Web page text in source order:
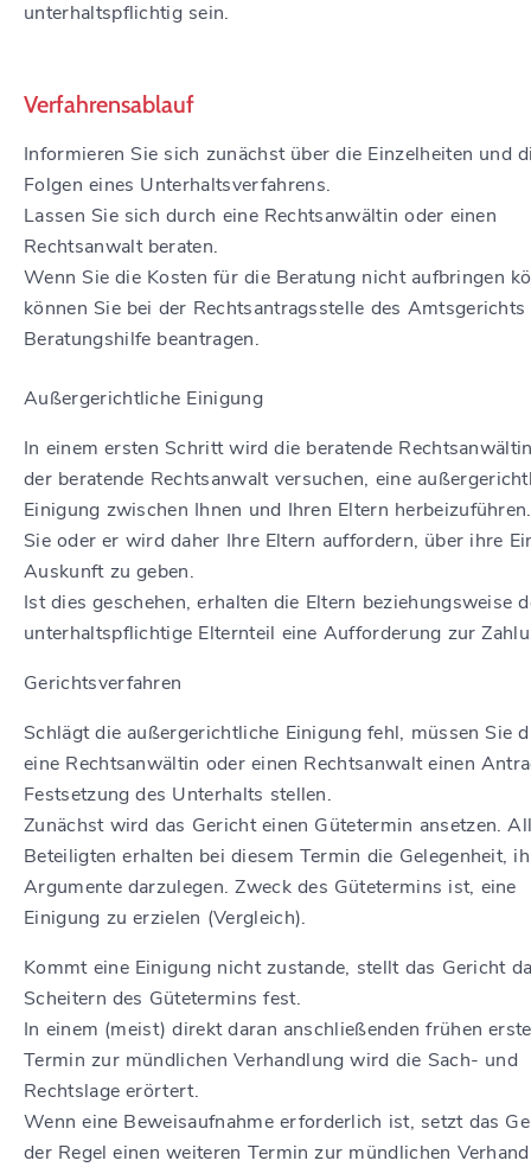
unterhaltspflichtig sein.
Verfahrensablauf
Informieren Sie sich zunächst über die Einzelheiten und
Folgen eines Unterhaltsverfahrens.
Lassen Sie sich durch eine Rechtsanwältin oder einen
Rechtsanwalt beraten.
Wenn Sie die Kosten für die Beratung nicht aufbringen
können Sie bei der Rechtsantragsstelle des Amtsgerichts
Beratungshilfe beantragen.
Außergerichtliche Einigung
In einem ersten Schritt wird die beratende
der beratende Rechtsanwalt versuchen, eine
Einigung zwischen Ihnen und Ihren Eltern herbeizuführen.
Sie oder er wird daher Ihre Eltern auffordern, über ihre
Auskunft zu geben.
Ist dies geschehen, erhalten die Eltern beziehungsweise
unterhaltspflichtige Elternteil eine Aufforderung zur
Gerichtsverfahren
Schlägt die außergerichtliche Einigung fehl, müssen Sie
eine Rechtsanwältin oder einen Rechtsanwalt einen
Festsetzung des Unterhalts stellen.
Zunächst wird das Gericht einen Gütetermin ansetzen.
Beteiligten erhalten bei diesem Termin die Gelegenheit,
Argumente darzulegen. Zweck des Gütetermins ist, eine
Einigung zu erzielen (Vergleich).
Kommt eine Einigung nicht zustande, stellt das Gericht
Scheitern des Gütetermins fest.
In einem (meist) direkt daran anschließenden frühen
Termin zur mündlichen Verhandlung wird die Sach- und
Rechtslage erörtert.
Wenn eine Beweisaufnahme erforderlich ist, setzt das
der Regel einen weiteren Termin zur mündlichen